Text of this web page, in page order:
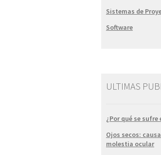
Sistemas de
Software
ULTIMAS
¿Por qué se
Ojos secos:
molestia ocular